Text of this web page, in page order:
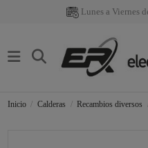
Lunes a Viernes
Inicio Calderas Recambios diversos